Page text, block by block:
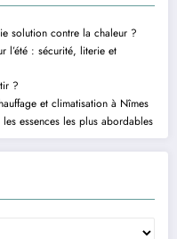
solution contre la chaleur ?
l’été : sécurité, literie et
?
et climatisation à Nîmes
essences les plus abordables